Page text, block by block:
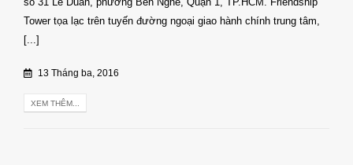
Tower tọa lạc trên tuyến đường ngoại giao hành chính trung tâm,
[...]
13 Tháng ba, 2016
XEM THÊM...